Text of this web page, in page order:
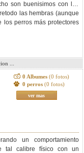
son buenisimos con los
las hembras (aunque
perros más protectores
...
0 Albumes (0 fotos)
0 perros (0 fotos)
ver mas
un comportamiento
tal calibre físico con un